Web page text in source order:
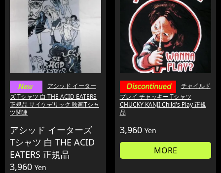
アシッド イーター
ズ Tシャツ 白 THE ACID EATERS
正規品 サイケデリック 映画Tシャ
ツ関連
アシッド イーターズ
Tシャツ 白 THE ACID
EATERS 正規品
3,960 Yen
チャイルド
プレイ チャッキー Tシャツ
CHUCKY KANJI Child's Play 正規
品
3,960 Yen
MORE